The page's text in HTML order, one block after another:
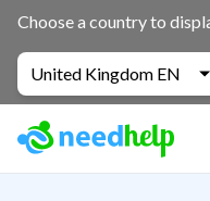
Choose a country to
United Kingdom EN